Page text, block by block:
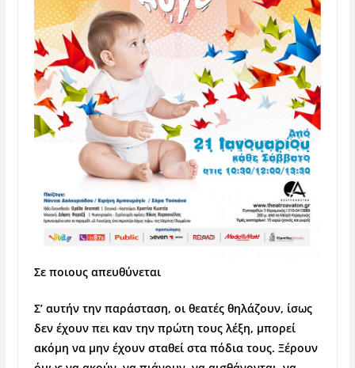
Σε ποιους απευθύνεται
Σ’ αυτήν την παράσταση, οι θεατές θηλάζουν, ίσως
δεν έχουν πει καν την πρώτη τους λέξη, μπορεί
ακόμη να μην έχουν σταθεί στα πόδια τους. Ξέρουν